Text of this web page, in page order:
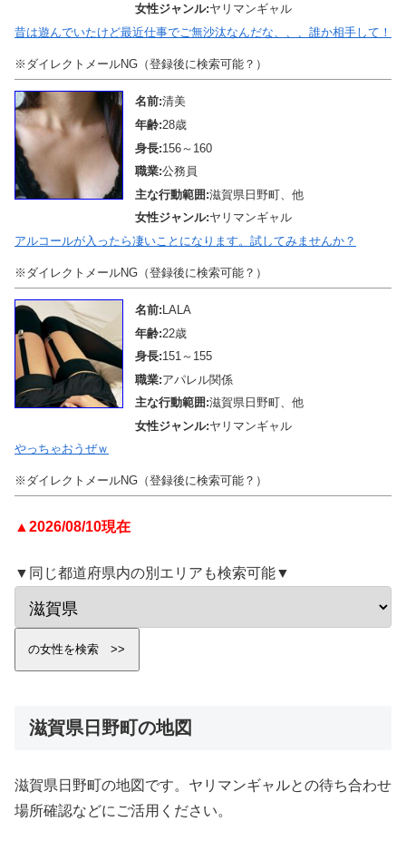
女性ジャンル:ヤリマンギャル
昔は遊んでいたけど最近仕事でご無沙汰なんだな、、、誰か相手して！
※ダイレクトメールNG（登録後に検索可能？）
名前:清美
年齢:28歳
身長:156～160
職業:公務員
主な行動範囲:滋賀県日野町、他
女性ジャンル:ヤリマンギャル
アルコールが入ったら凄いことになります。試してみませんか？
※ダイレクトメールNG（登録後に検索可能？）
名前: LALA
年齢:22歳
身長:151～155
職業:アパレル関係
主な行動範囲:滋賀県日野町、他
女性ジャンル:ヤリマンギャル
やっちゃおうぜｗ
※ダイレクトメールNG（登録後に検索可能？）
▲2026/08/10現在
▼同じ都道府県内の別エリアも検索可能▼
滋賀県日野町の地図
滋賀県日野町の地図です。ヤリマンギャルとの待ち合わせ
場所確認などにご活用ください。